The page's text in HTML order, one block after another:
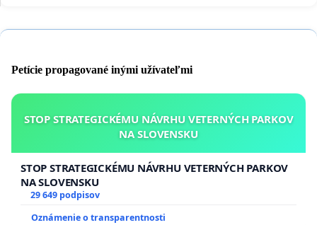
Petície propagované inými užívateľmi
STOP STRATEGICKÉMU NÁVRHU VETERNÝCH PARKOV
NA SLOVENSKU
STOP STRATEGICKÉMU NÁVRHU VETERNÝCH PARKOV
NA SLOVENSKU
29 649 podpisov
Oznámenie o transparentnosti